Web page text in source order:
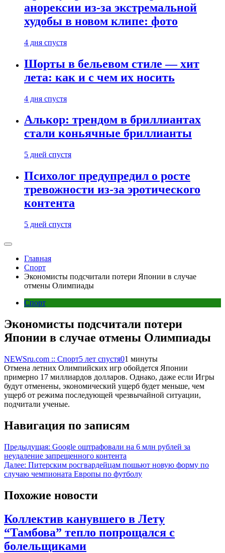
анорексии из-за экстремальной
худобы в новом клипе: фото
4 дня спустя
Шорты в бельевом стиле — хит
лета: как и с чем их носить
4 дня спустя
Алькор: трендом в бриллиантах
стали коньячные бриллианты
5 дней спустя
Психолог предупредил о росте
тревожности из-за эротического
контента
5 дней спустя
Главная
Спорт
Экономисты подсчитали потери Японии в случае
отмены Олимпиады
Спорт
Экономисты подсчитали потери
Японии в случае отмены Олимпиады
NEWSru.com :: Спорт5 лет спустя01 минуты
Отмена летних Олимпийских игр обойдется Японии
примерно 17 миллиардов долларов. Однако, даже если Игры
будут отменены, экономический ущерб будет меньше, чем
ущерб от режима последующей чрезвычайной ситуации,
подчитали ученые.
Навигация по записям
Предыдущая: Google оштрафовали на 6 млн рублей за
неудаление запрещенного контента
Далее: Питерским росгвардейцам пошьют новую форму по
случаю чемпионата Европы по футболу
Похожие новости
Коллектив канувшего в Лету
“Тамбова” тепло попрощался с
болельщиками